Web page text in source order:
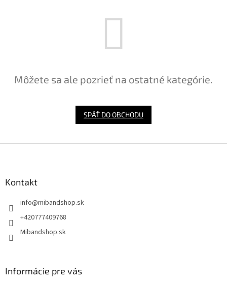
Môžete sa ale pozrieť na ostatné kategórie.
SPÄŤ DO OBCHODU
Kontakt
info@mibandshop.sk
+420777409768
Mibandshop.sk
Informácie pre vás